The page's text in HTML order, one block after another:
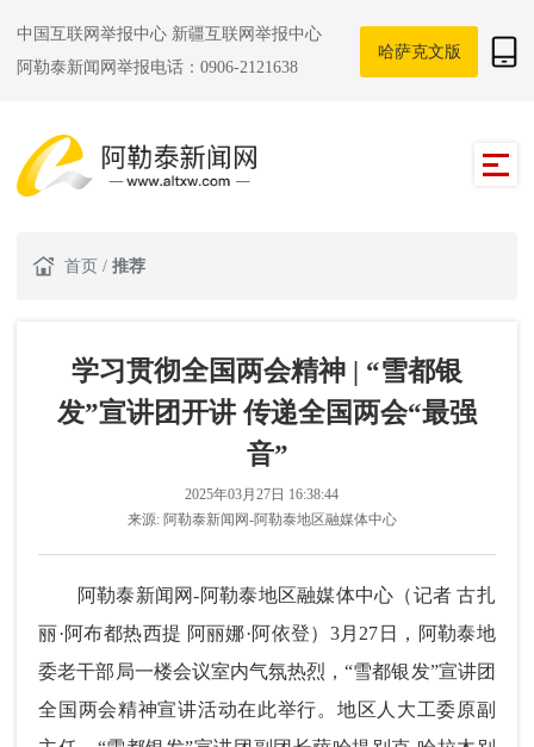
中国互联网举报中心 新疆互联网举报中心
阿勒泰新闻网举报电话：0906-2121638
哈萨克文版
首页 / 推荐
学习贯彻全国两会精神 | “雪都银
发”宣讲团开讲 传递全国两会“最强
音”
2025年03月27日 16:38:44
来源: 阿勒泰新闻网-阿勒泰地区融媒体中心
阿勒泰新闻网-阿勒泰地区融媒体中心（记者 古扎
丽·阿布都热西提 阿丽娜·阿依登）3月27日，阿勒泰地
委老干部局一楼会议室内气氛热烈，“雪都银发”宣讲团
全国两会精神宣讲活动在此举行。地区人大工委原副